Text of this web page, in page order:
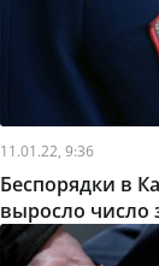
11.01.22, 9:36
Беспорядки в
выросло число